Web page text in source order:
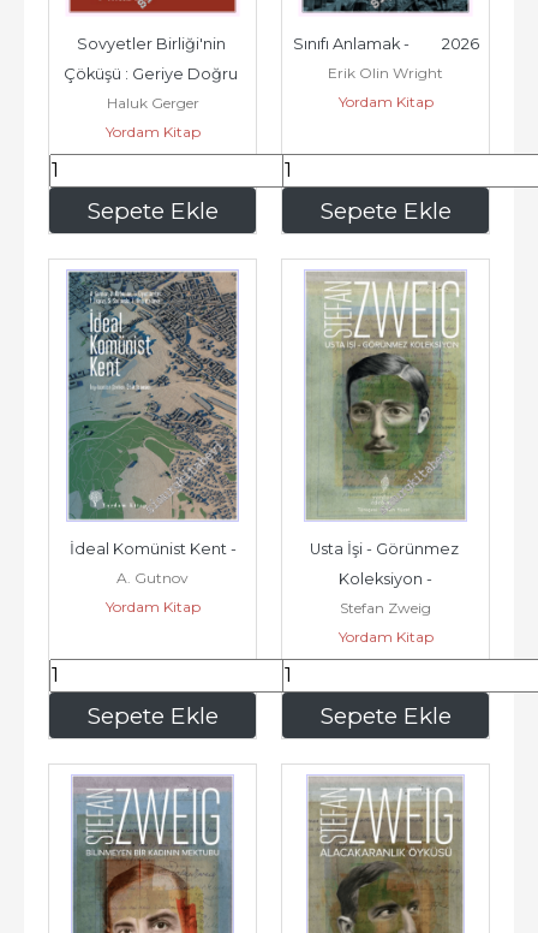
Sepete Ekle
Sovyetler Birliği'nin
Çöküşü : Geriye Doğru
Bir İz Sürme -         2026
Haluk Gerger
Yordam Kitap
510,00 Sepete Ekle
Sınıfı Anlamak -         2026
Erik Olin Wright
Yordam Kitap
345,00
Sepete Ekle
İdeal Komünist Kent -
A. Gutnov
Yordam Kitap
195,00 Sepete Ekle
Usta İşi - Görünmez
Koleksiyon -
Stefan Zweig
Yordam Kitap
75,00